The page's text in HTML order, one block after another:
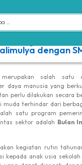
Skrining
dengan
merupakan salah satu
daya manusia yang
perlu dilakukan secara
muda terhindar dari
satu program
sektor adalah Bulan
kegiatan rutin
kepada anak usia